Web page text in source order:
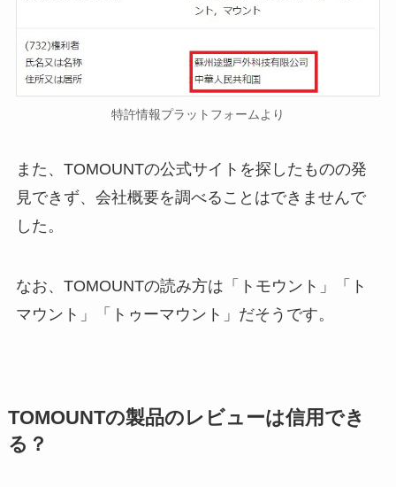
特許情報プラットフォームより
また、TOMOUNTの公式サイトを探したものの発
見できず、会社概要を調べることはできませんで
した。
なお、TOMOUNTの読み方は「トモウント」「ト
マウント」「トゥーマウント」だそうです。
TOMOUNTの製品のレビューは信用でき
る？